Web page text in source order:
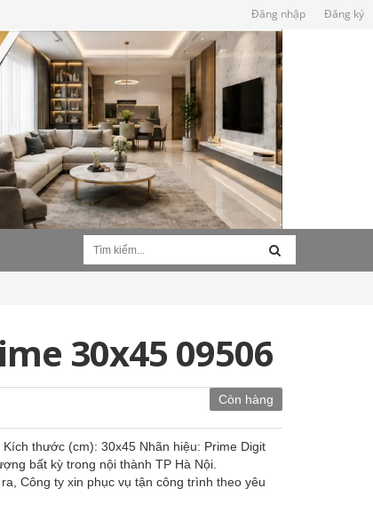
Đăng nhập Đăng ký
30x45 09506
Còn hàng
thước (cm): 30x45 Nhãn hiệu: Prime Digit
bất kỳ trong nội thành TP Hà Nội.
ty xin phục vụ tận công trình theo yêu